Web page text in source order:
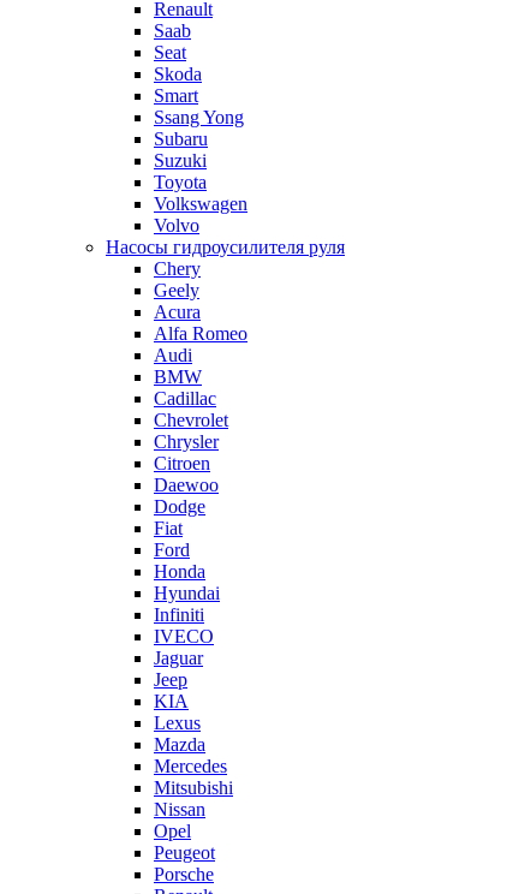
Renault
Saab
Seat
Skoda
Smart
Ssang Yong
Subaru
Suzuki
Toyota
Volkswagen
Volvo
Насосы гидроусилителя руля
Chery
Geely
Acura
Alfa Romeo
Audi
BMW
Cadillac
Chevrolet
Chrysler
Citroen
Daewoo
Dodge
Fiat
Ford
Honda
Hyundai
Infiniti
IVECO
Jaguar
Jeep
KIA
Lexus
Mazda
Mercedes
Mitsubishi
Nissan
Opel
Peugeot
Porsche